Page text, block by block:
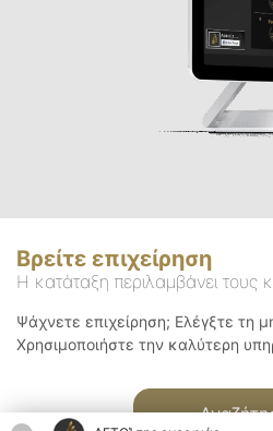
Βρείτε επιχείρηση
Η κατάταξη περιλαμβάνει τους
Ψάχνετε επιχείρηση; Ελέγξτε τη
Χρησιμοποιήστε την καλύτερη